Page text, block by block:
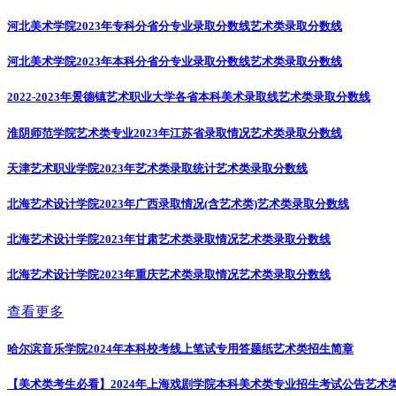
河北美术学院2023年专科分省分专业录取分数线艺术类录取分数线
河北美术学院2023年本科分省分专业录取分数线艺术类录取分数线
2022-2023年景德镇艺术职业大学各省本科美术录取线艺术类录取分数线
淮阴师范学院艺术类专业2023年江苏省录取情况艺术类录取分数线
天津艺术职业学院2023年艺术类录取统计艺术类录取分数线
北海艺术设计学院2023年广西录取情况(含艺术类)艺术类录取分数线
北海艺术设计学院2023年甘肃艺术类录取情况艺术类录取分数线
北海艺术设计学院2023年重庆艺术类录取情况艺术类录取分数线
查看更多
哈尔滨音乐学院2024年本科校考线上笔试专用答题纸艺术类招生简章
【美术类考生必看】2024年上海戏剧学院本科美术类专业招生考试公告艺术